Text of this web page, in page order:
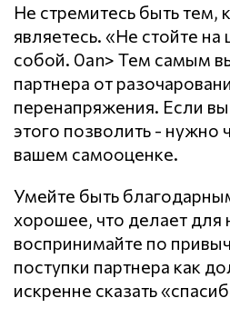
Не стремитесь быть тем,
являетесь. «Не стойте на
собой. 0an> Тем самым
партнера от
перенапряжения. Если
этого позволить - нужно
вашем самооценке.
Умейте быть
хорошее, что делает для
воспринимайте по
поступки партнера как
искренне сказать